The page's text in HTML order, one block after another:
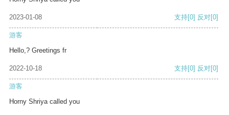
2023-01-08 支持[0] 反对[0]
游客
Hello,? Greetings fr
2022-10-18 支持[0] 反对[0]
游客
Horny Shriya called you